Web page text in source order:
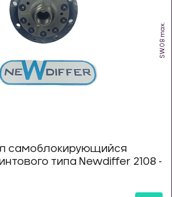
SW.08.max.
самоблокирующийся
типа Newdiffer 2108 -